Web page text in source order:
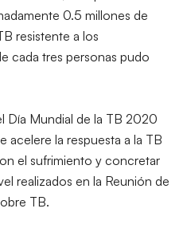
0.5 millones de
resistente a los
cada tres personas pudo
Día Mundial de la TB 2020
acelere la respuesta a la TB
el sufrimiento y concretar
realizados en la Reunión de
TB.